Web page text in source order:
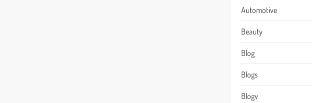
Automotive
Beauty
Blog
Blogs
Blogv